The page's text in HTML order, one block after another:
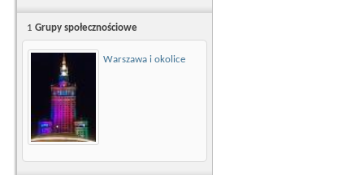
1 Grupy społecznościowe
Warszawa i okolice